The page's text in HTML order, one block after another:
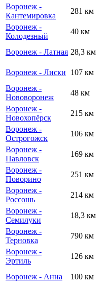
Воронеж -
Кантемировка
281 км
Воронеж -
Колодезный
40 км
Воронеж - Латная 28,3 км
Воронеж - Лиски
107 км
Воронеж -
Нововоронеж
48 км
Воронеж -
Новохопёрск
215 км
Воронеж -
Острогожск
106 км
Воронеж -
Павловск
169 км
Воронеж -
Поворино
251 км
Воронеж -
Россошь
214 км
Воронеж -
Семилуки
18,3 км
Воронеж -
Терновка
790 км
Воронеж -
Эртиль
126 км
Воронеж - Анна
100 км